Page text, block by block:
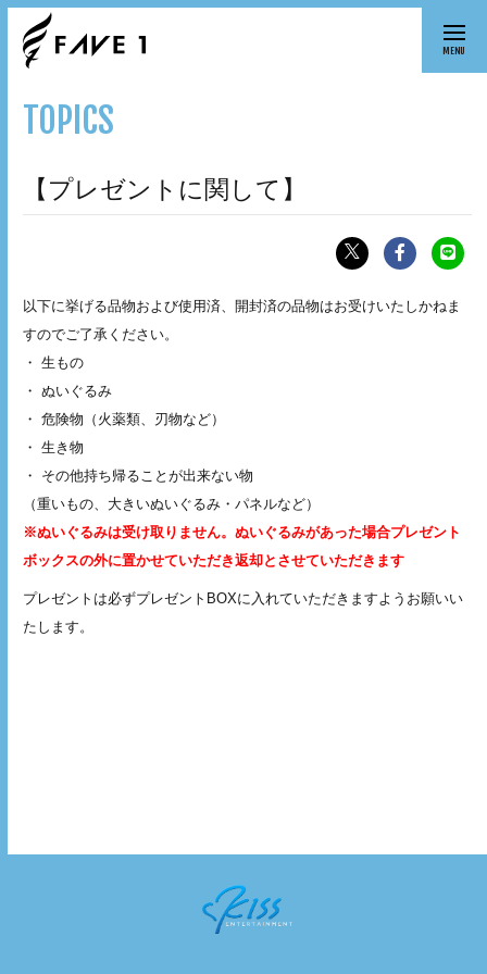
MENU
TOPICS
【プレゼントに関して】
以下に挙げる品物および使用済、開封済の品物はお受けいたしかねま
すのでご了承ください。
・ 生もの
・ ぬいぐるみ
・ 危険物（火薬類、刃物など）
・ 生き物
・ その他持ち帰ることが出来ない物
（重いもの、大きいぬいぐるみ・パネルなど）
※ぬいぐるみは受け取りません。ぬいぐるみがあった場合プレゼント
ボックスの外に置かせていただき返却とさせていただきます
プレゼントは必ずプレゼントBOXに入れていただきますようお願いい
たします。